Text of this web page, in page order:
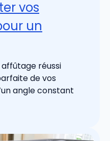
vos
un
affûtage réussi
de vos
angle constant